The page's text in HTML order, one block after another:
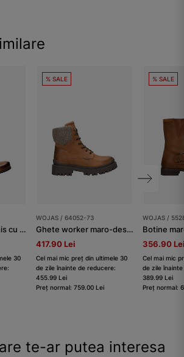
Ghete maro-deschis cu șireturi damă
30
% SALE
WOJAS / 64052-73
Ghete worker maro-deschis cu ciorap
417.90 Lei
Cel mai mic preț din ultimele 30
de zile înainte de reducere:
455.99 Lei
Preț normal: 759.00 Lei
% SALE
WOJAS /
356.90
Cel mai mic
de zile
389.99 Lei
Preț normal:
te-ar putea interesa